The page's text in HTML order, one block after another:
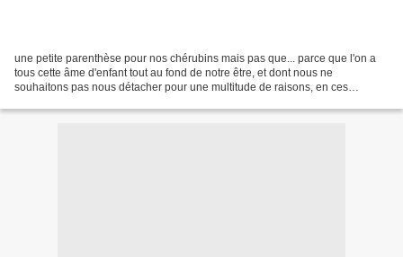
une petite parenthèse pour nos chérubins mais pas que... parce que l'on a
tous cette âme d'enfant tout au fond de notre être, et dont nous ne
souhaitons pas nous détacher pour une multitude de raisons, en ces